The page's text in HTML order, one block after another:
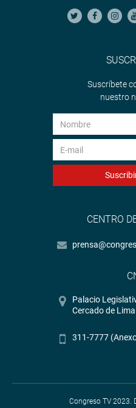
Suscríbete
nuestro
CENTRO
Palacio
Cercado de Lima
311-7777
Congreso TV 2023.